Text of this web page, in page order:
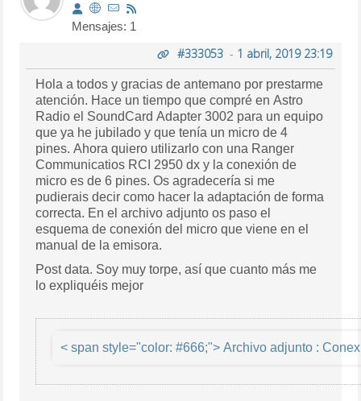
Mensajes: 1
#333053- 1 abril, 2019 23:19
Hola a todos y gracias de antemano por prestarme
atención. Hace un tiempo que compré en Astro
Radio el SoundCard Adapter 3002 para un equipo
que ya he jubilado y que tenía un micro de 4
pines. Ahora quiero utilizarlo con una Ranger
Communicatios RCI 2950 dx y la conexión de
micro es de 6 pines. Os agradecería si me
pudierais decir como hacer la adaptación de forma
correcta. En el archivo adjunto os paso el
esquema de conexión del micro que viene en el
manual de la emisora.
Post data. Soy muy torpe, así que cuanto más me
lo expliquéis mejor
< span style="color: